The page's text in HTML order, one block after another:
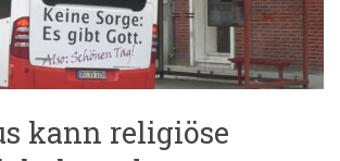
kann religiöse